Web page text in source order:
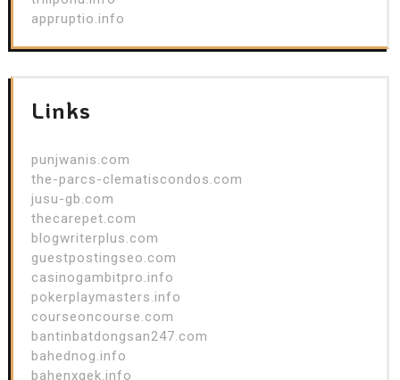
appruptio.info
Links
punjwanis.com
the-parcs-clematiscondos.com
jusu-gb.com
thecarepet.com
blogwriterplus.com
guestpostingseo.com
casinogambitpro.info
pokerplaymasters.info
courseoncourse.com
bantinbatdongsan247.com
bahednog.info
bahenxgek.info